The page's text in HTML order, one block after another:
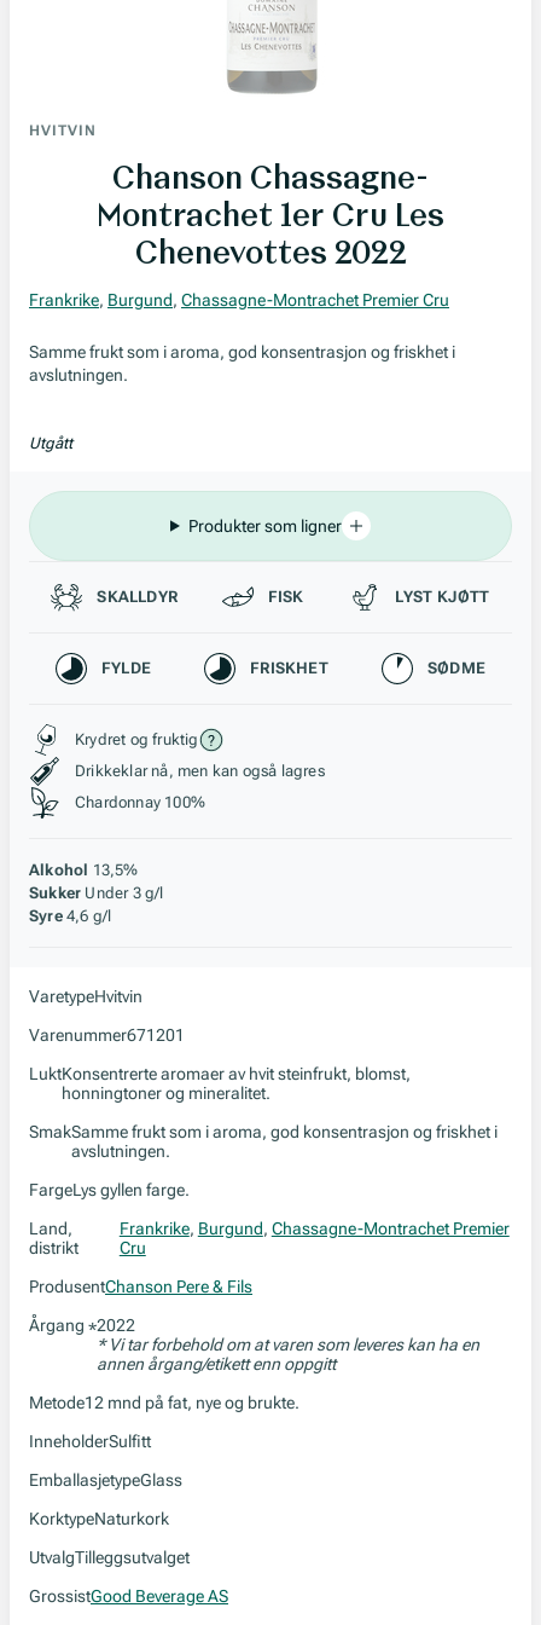
HVITVIN
Chanson Chassagne-
Montrachet 1er Cru Les
Chenevottes 2022
Frankrike, Burgund, Chassagne-Montrachet Premier Cru
Samme frukt som i aroma, god konsentrasjon og friskhet i
avslutningen.
Utgått
Produkter som ligner
Passer til
SKALLDYR FISK LYST KJØTT
Karakteristikk
FYLDE FRISKHET SØDME
Stil, lagring og råstoff
Krydret og fruktig
Drikkeklar nå, men kan også lagres
Chardonnay 100%
Alkohol 13,5%
Sukker Under 3 g/l
Syre 4,6 g/l
VaretypeHvitvin
Varenummer671201
LuktKonsentrerte aromaer av hvit steinfrukt, blomst,
honningtoner og mineralitet.
SmakSamme frukt som i aroma, god konsentrasjon og friskhet i
avslutningen.
FargeLys gyllen farge.
Land,
distrikt
Frankrike, Burgund, Chassagne-Montrachet Premier
Cru
ProdusentChanson Pere & Fils
Årgang *2022
* Vi tar forbehold om at varen som leveres kan ha en
annen årgang/etikett enn oppgitt
Metode12 mnd på fat, nye og brukte.
InneholderSulfitt
EmballasjetypeGlass
KorktypeNaturkork
UtvalgTilleggsutvalget
GrossistGood Beverage AS